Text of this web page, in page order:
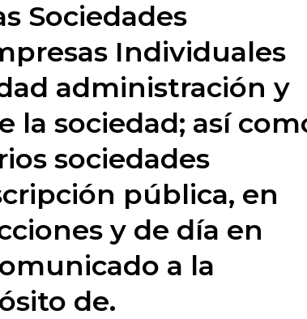
Sociedades
Individuales
administración y
la sociedad; así
sociedades
pública, en
y de día en
a la
de.